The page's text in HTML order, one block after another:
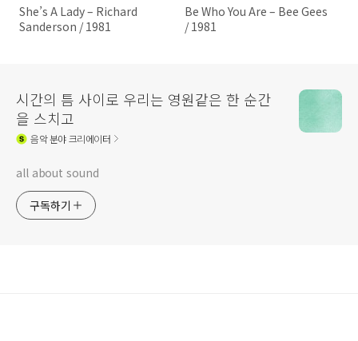
She’s A Lady – Richard
Sanderson / 1981
Be Who You Are – Bee Gees
/ 1981
시간의 틈 사이로 우리는 영원같은 한 순간
을 스치고
음악분야 크리에이터
all about sound
구독하기